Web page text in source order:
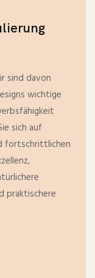
sind davon
wichtige
sich auf
fortschrittlichen
praktischere